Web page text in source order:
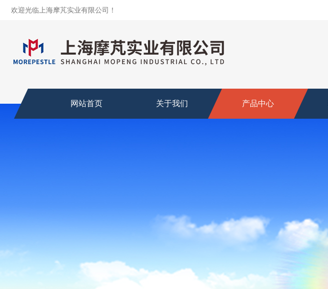
欢迎光临上海摩芃实业有限公司！
网站首页 关于我们 产品中心